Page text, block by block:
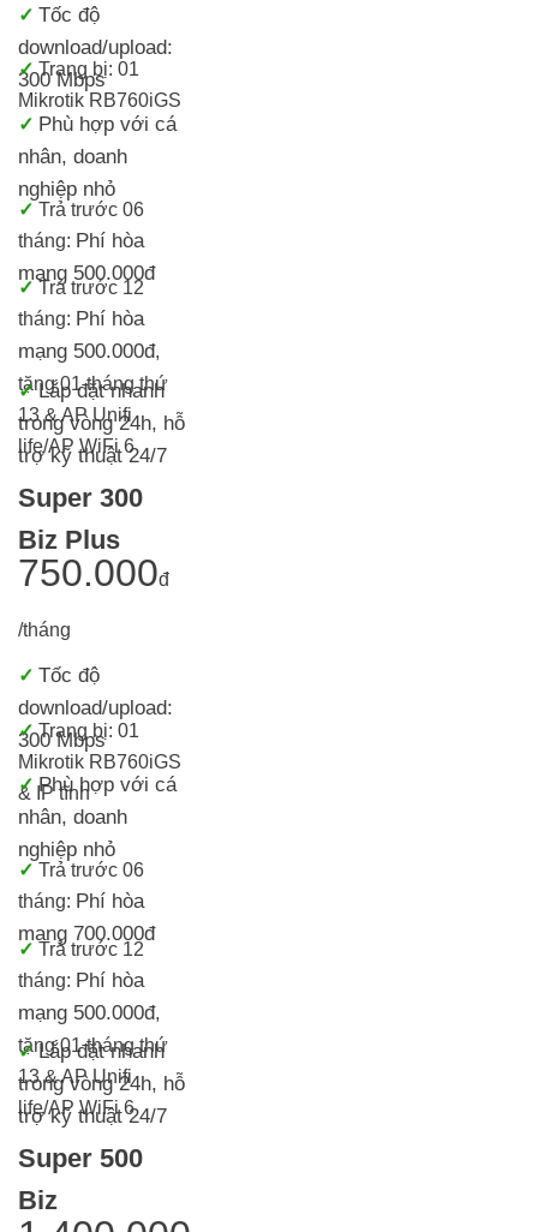
✓ Tốc độ
download/upload:
300 Mbps
✓Trang bị: 01
Mikrotik RB760iGS
✓ Phù hợp với cá
nhân, doanh
nghiệp nhỏ
✓ Trả trước 06
tháng: Phí hòa
mạng 500.000đ
✓ Trả trước 12
tháng: Phí hòa
mạng 500.000đ,
tặng 01 tháng thứ
13 & AP Unifi
life/AP WiFi 6
✓Lắp đặt nhanh
trong vòng 24h, hỗ
trợ kỹ thuật 24/7
Super 300
Biz Plus
750.000đ
/tháng
✓ Tốc độ
download/upload:
300 Mbps
✓Trang bị: 01
Mikrotik RB760iGS
& IP tĩnh
✓Phù hợp với cá
nhân, doanh
nghiệp nhỏ
✓ Trả trước 06
tháng: Phí hòa
mạng 700.000đ
✓ Trả trước 12
tháng: Phí hòa
mạng 500.000đ,
tặng 01 tháng thứ
13 & AP Unifi
life/AP WiFi 6
✓ Lắp đặt nhanh
trong vòng 24h, hỗ
trợ kỹ thuật 24/7
Super 500
Biz